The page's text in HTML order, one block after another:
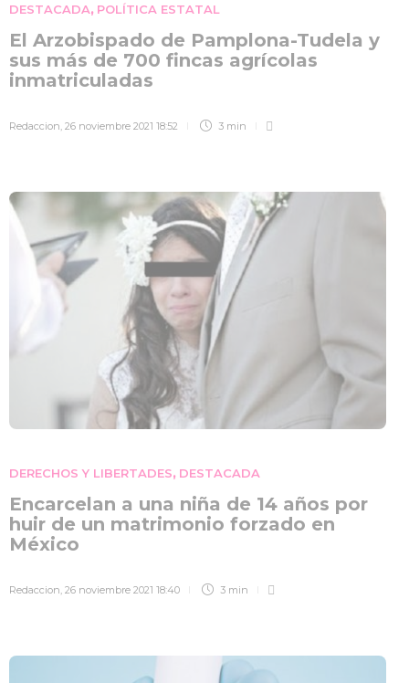
DESTACADA, POLÍTICA ESTATAL
El Arzobispado de Pamplona-Tudela y
sus más de 700 fincas agrícolas
inmatriculadas
Redaccion, 26 noviembre 2021 18:52 3 min
DERECHOS Y LIBERTADES, DESTACADA
Encarcelan a una niña de 14 años por
huir de un matrimonio forzado en
México
Redaccion, 26 noviembre 2021 18:40 3 min